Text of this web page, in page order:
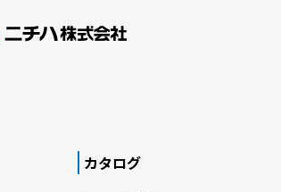
カタログ